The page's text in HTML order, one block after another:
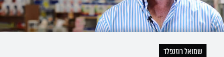
שמואל רוזנפלד